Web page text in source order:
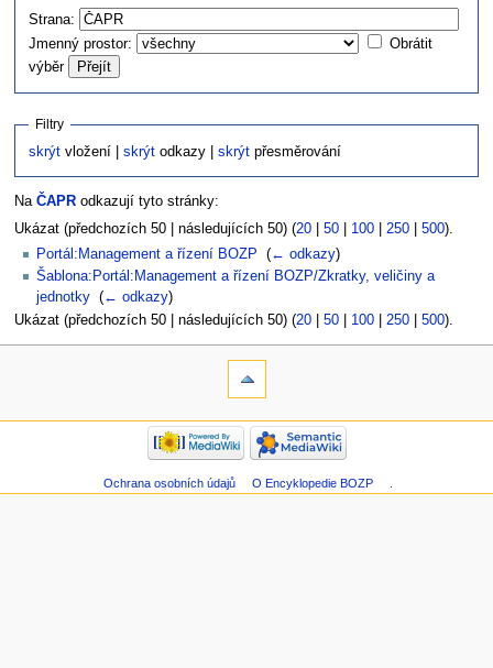
navigaci
vyhledávání
Strana:
Jmenný prostor:
Obrátit
výběr
Filtry
skrýt vložení |skrýt odkazy |skrýt přesměrování
Na ČAPRodkazují tyto stránky:
Ukázat (předchozích 50 | následujících 50) (20| 50| 100| 250| 500).
Portál:Management a řízení BOZP
(← odkazy)
Šablona:Portál:Management a řízení BOZP/Zkratky, veličiny a
jednotky (← odkazy)
Ukázat (předchozích 50 | následujících 50) (20| 50| 100| 250| 500).
Ochrana osobních údajů O Encyklopedie BOZP